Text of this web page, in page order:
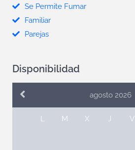
Se Permite Fumar
Familiar
Parejas
Disponibilidad
agosto 2026
L M X J V